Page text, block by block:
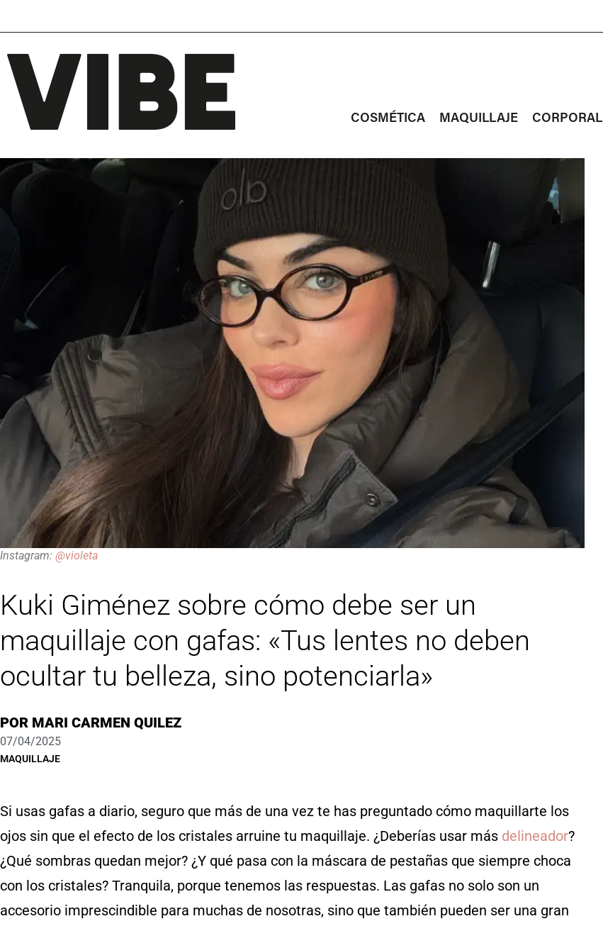
COSMÉTICA MAQUILLAJE CORPORAL
Instagram: @violeta
Kuki Giménez sobre cómo debe ser un
maquillaje con gafas: «Tus lentes no deben
ocultar tu belleza, sino potenciarla»
POR MARI CARMEN QUILEZ
07/04/2025
MAQUILLAJE
Si usas gafas a diario, seguro que más de una vez te has preguntado cómo maquillarte los
ojos sin que el efecto de los cristales arruine tu maquillaje. ¿Deberías usar más delineador?
¿Qué sombras quedan mejor? ¿Y qué pasa con la máscara de pestañas que siempre choca
con los cristales? Tranquila, porque tenemos las respuestas. Las gafas no solo son un
accesorio imprescindible para muchas de nosotras, sino que también pueden ser una gran